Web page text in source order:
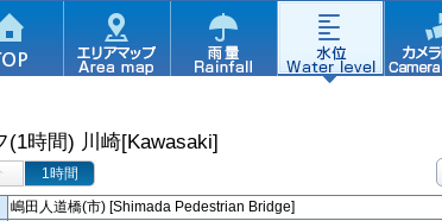
(1時間) 川崎[Kawasaki]
1時間
嶋田人道橋(市) [Shimada Pedestrian Bridge]